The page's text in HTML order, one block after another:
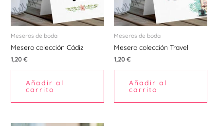
Meseros de boda
Mesero colección Cádiz
1,20€
Añadir al
carrito
Meseros de boda
Mesero colección Travel
1,20€
Añadir al
carrito